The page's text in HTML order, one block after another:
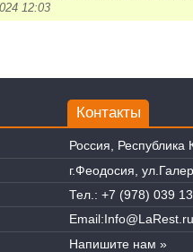
12:03
Контакты
Россия, Республика
г.Феодосия,
Тел.: +7 (978) 039
Email:Info@LaRest.ru
Напишите нам »